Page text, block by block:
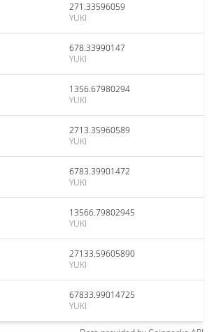
271.33596059
YUKI
678.33990147
YUKI
1356.67980294
YUKI
2713.35960589
YUKI
6783.39901472
YUKI
13566.79802945
YUKI
27133.59605890
YUKI
67833.99014725
YUKI